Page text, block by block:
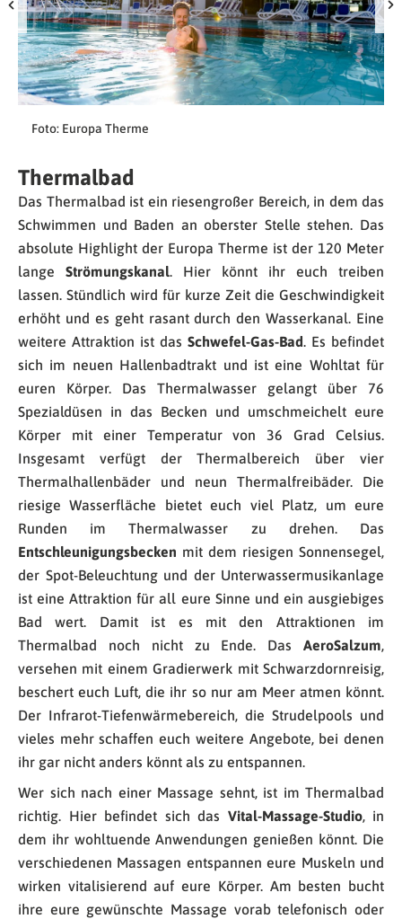
Foto: Europa Therme
Thermalbad
Das Thermalbad ist ein riesengroßer Bereich, in dem das
Schwimmen und Baden an oberster Stelle stehen. Das
absolute Highlight der Europa Therme ist der 120 Meter
lange Strömungskanal. Hier könnt ihr euch treiben
lassen. Stündlich wird für kurze Zeit die Geschwindigkeit
erhöht und es geht rasant durch den Wasserkanal. Eine
weitere Attraktion ist das Schwefel-Gas-Bad. Es befindet
sich im neuen Hallenbadtrakt und ist eine Wohltat für
euren Körper. Das Thermalwasser gelangt über 76
Spezialdüsen in das Becken und umschmeichelt eure
Körper mit einer Temperatur von 36 Grad Celsius.
Insgesamt verfügt der Thermalbereich über vier
Thermalhallenbäder und neun Thermalfreibäder. Die
riesige Wasserfläche bietet euch viel Platz, um eure
Runden im Thermalwasser zu drehen. Das
Entschleunigungsbecken mit dem riesigen Sonnensegel,
der Spot-Beleuchtung und der Unterwassermusikanlage
ist eine Attraktion für all eure Sinne und ein ausgiebiges
Bad wert. Damit ist es mit den Attraktionen im
Thermalbad noch nicht zu Ende. Das AeroSalzum,
versehen mit einem Gradierwerk mit Schwarzdornreisig,
beschert euch Luft, die ihr so nur am Meer atmen könnt.
Der Infrarot-Tiefenwärmebereich, die Strudelpools und
vieles mehr schaffen euch weitere Angebote, bei denen
ihr gar nicht anders könnt als zu entspannen.
Wer sich nach einer Massage sehnt, ist im Thermalbad
richtig. Hier befindet sich das Vital-Massage-Studio, in
dem ihr wohltuende Anwendungen genießen könnt. Die
verschiedenen Massagen entspannen eure Muskeln und
wirken vitalisierend auf eure Körper. Am besten bucht
ihre eure gewünschte Massage vorab telefonisch oder